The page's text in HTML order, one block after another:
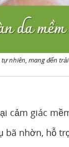
nhiên, mang đến
cảm giác
bã nhờn, hỗ